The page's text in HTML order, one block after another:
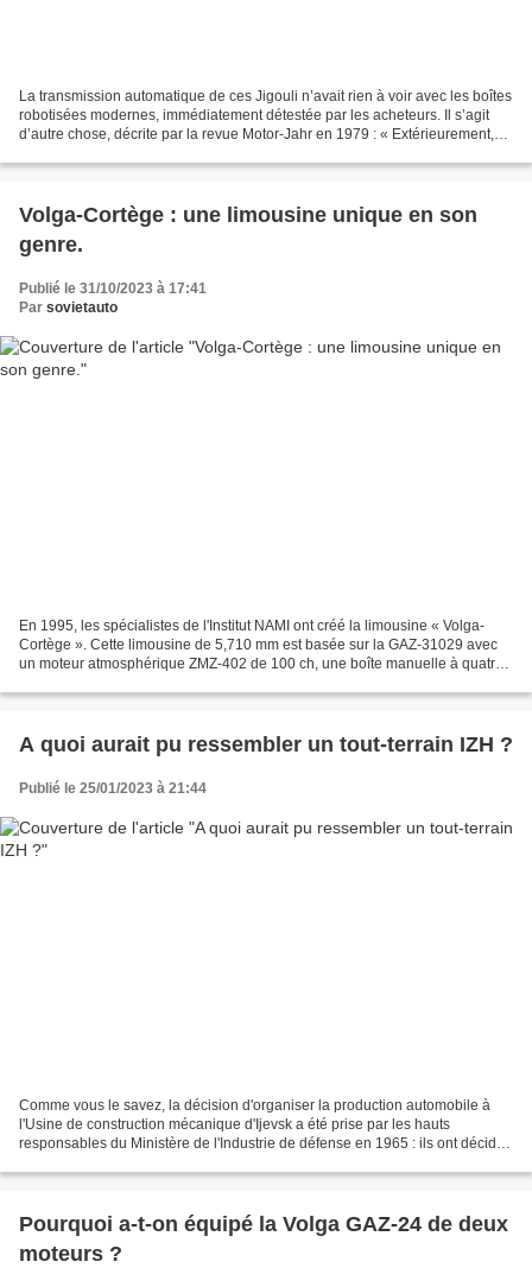
La transmission automatique de ces Jigouli n’avait rien à voir avec les boîtes
robotisées modernes, immédiatement détestée par les acheteurs. Il s’agit
d’autre chose, décrite par la revue Motor-Jahr en 1979 : « Extérieurement,
Volga-Cortège : une limousine unique en son
genre.
Publié le 31/10/2023 à 17:41
Par sovietauto
En 1995, les spécialistes de l'Institut NAMI ont créé la limousine « Volga-
Cortège ». Cette limousine de 5,710 mm est basée sur la GAZ-31029 avec
un moteur atmosphérique ZMZ-402 de 100 ch, une boîte manuelle à quatre
A quoi aurait pu ressembler un tout-terrain IZH ?
Publié le 25/01/2023 à 21:44
Comme vous le savez, la décision d'organiser la production automobile à
l'Usine de construction mécanique d'Ijevsk a été prise par les hauts
responsables du Ministère de l'Industrie de défense en 1965 : ils ont décidé
Pourquoi a-t-on équipé la Volga GAZ-24 de deux
moteurs ?